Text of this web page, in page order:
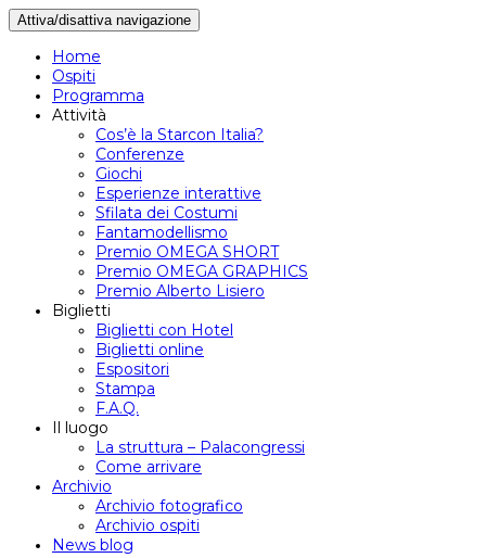
Attiva/disattiva navigazione
Home
Ospiti
Programma
Attività
Cos’è la Starcon Italia?
Conferenze
Giochi
Esperienze interattive
Sfilata dei Costumi
Fantamodellismo
Premio OMEGA SHORT
Premio OMEGA GRAPHICS
Premio Alberto Lisiero
Biglietti
Biglietti con Hotel
Biglietti online
Espositori
Stampa
F.A.Q.
Il luogo
La struttura – Palacongressi
Come arrivare
Archivio
Archivio fotografico
Archivio ospiti
News blog